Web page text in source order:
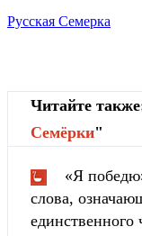
Русская Семерка
Читайте
Cемёрки"
«Я
слова,
единственного